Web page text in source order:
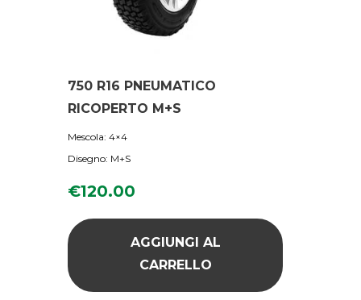
750 R16 PNEUMATICO
RICOPERTO M+S
Mescola: 4×4
Disegno: M+S
€120.00
AGGIUNGI AL
CARRELLO